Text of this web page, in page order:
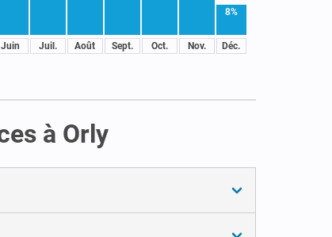
Juin Juil. Août Sept. Oct. Nov.
8%
Déc.
à Orly